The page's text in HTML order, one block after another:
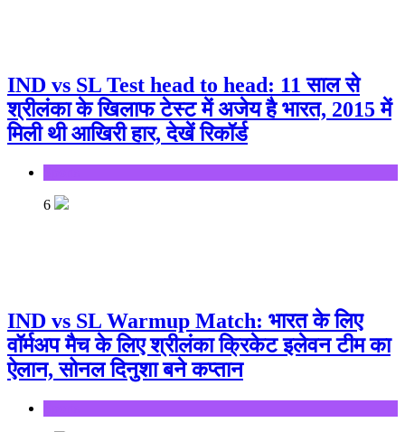
IND vs SL Test head to head: 11 साल से
श्रीलंका के खिलाफ टेस्ट में अजेय है भारत, 2015 में
मिली थी आखिरी हार, देखें रिकॉर्ड
6
IND vs SL Warmup Match: भारत के लिए
वॉर्मअप मैच के लिए श्रीलंका क्रिकेट इलेवन टीम का
ऐलान, सोनल दिनुशा बने कप्तान